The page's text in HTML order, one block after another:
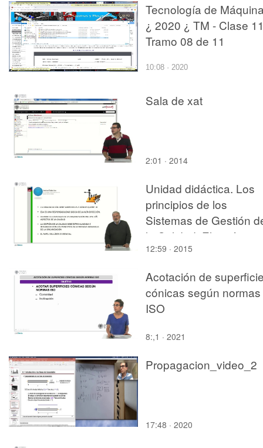
Tecnología de
¿ 2020 ¿ TM - Clase
Tramo 08 de 11
10:08 · 2020
Sala de xat
2:01 · 2014
Unidad didáctica. Los
principios de los
Sistemas de Gestión
la Calidad. El carácter
estratégico de la
12:59 · 2015
Acotación de
cónicas según normas
ISO
8:,1 · 2021
Propagacion_video_2
17:48 · 2020